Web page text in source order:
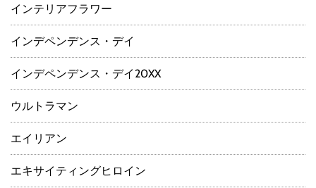
インテリアフラワー
インデペンデンス・デイ
インデペンデンス・デイ20XX
ウルトラマン
エイリアン
エキサイティングヒロイン